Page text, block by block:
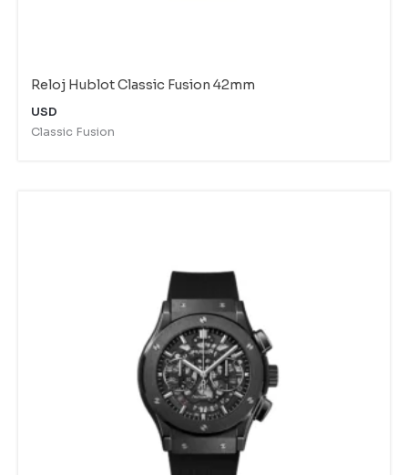
Reloj Hublot Classic Fusion 42mm
USD
Classic Fusion